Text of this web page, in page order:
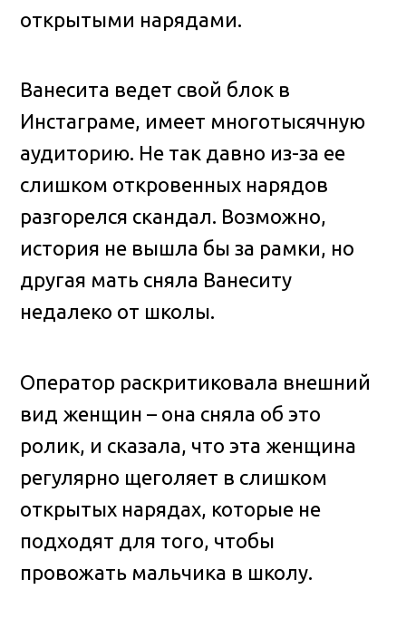
открытыми нарядами.
Ванесита ведет свой блок в
Инстаграме, имеет многотысячную
аудиторию. Не так давно из-за ее
слишком откровенных нарядов
разгорелся скандал. Возможно,
история не вышла бы за рамки, но
другая мать сняла Ванеситу
недалеко от школы.
Оператор раскритиковала внешний
вид женщин – она сняла об это
ролик, и сказала, что эта женщина
регулярно щеголяет в слишком
открытых нарядах, которые не
подходят для того, чтобы
провожать мальчика в школу.